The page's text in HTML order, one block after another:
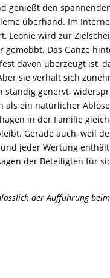
genießt den
überhand. Im
Leonie wird zur
gemobbt. Das Ganze
davon überzeugt ist,
sie verhält sich
ständig genervt,
als ein natürlicher
in der Familie
Gerade auch, weil
jeder Wertung
der Beteiligten für
der Aufführung